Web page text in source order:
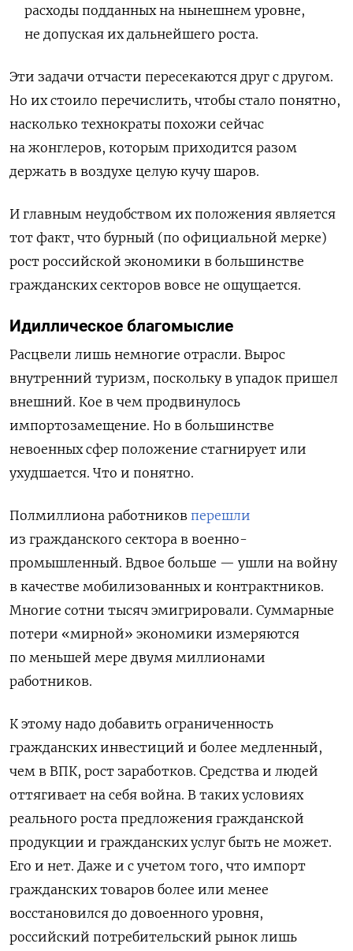
расходы подданных на нынешнем уровне,
не допуская их дальнейшего роста.
Эти задачи отчасти пересекаются друг с другом.
Но их стоило перечислить, чтобы стало понятно,
насколько технократы похожи сейчас
на жонглеров, которым приходится разом
держать в воздухе целую кучу шаров.
И главным неудобством их положения является
тот факт, что бурный (по официальной мерке)
рост российской экономики в большинстве
гражданских секторов вовсе не ощущается.
Идиллическое благомыслие
Расцвели лишь немногие отрасли. Вырос
внутренний туризм, поскольку в упадок пришел
внешний. Кое в чем продвинулось
импортозамещение. Но в большинстве
невоенных сфер положение стагнирует или
ухудшается. Что и понятно.
Полмиллиона работников перешли
из гражданского сектора в военно-
промышленный. Вдвое больше — ушли на войну
в качестве мобилизованных и контрактников.
Многие сотни тысяч эмигрировали. Суммарные
потери «мирной» экономики измеряются
по меньшей мере двумя миллионами
работников.
К этому надо добавить ограниченность
гражданских инвестиций и более медленный,
чем в ВПК, рост заработков. Средства и людей
оттягивает на себя война. В таких условиях
реального роста предложения гражданской
продукции и гражданских услуг быть не может.
Его и нет. Даже и с учетом того, что импорт
гражданских товаров более или менее
восстановился до довоенного уровня,
российский потребительский рынок лишь